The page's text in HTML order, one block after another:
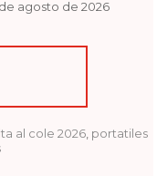
agosto de 2026
al cole 2026, portatiles